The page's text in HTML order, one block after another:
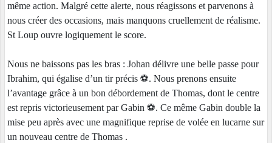
même action. Malgré cette alerte, nous réagissons et parvenons à
nous créer des occasions, mais manquons cruellement de réalisme.
St Loup ouvre logiquement le score.
Nous ne baissons pas les bras : Johan délivre une belle passe pour
Ibrahim, qui égalise d’un tir précis ⚽. Nous prenons ensuite
l’avantage grâce à un bon débordement de Thomas, dont le centre
est repris victorieusement par Gabin ⚽. Ce même Gabin double la
mise peu après avec une magnifique reprise de volée en lucarne sur
un nouveau centre de Thomas .